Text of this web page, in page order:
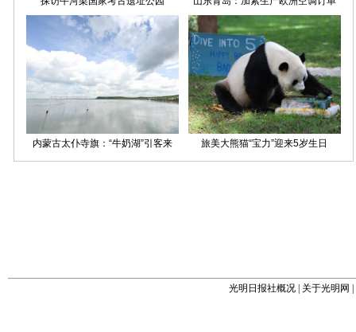
光明日报社概况 关于光明网